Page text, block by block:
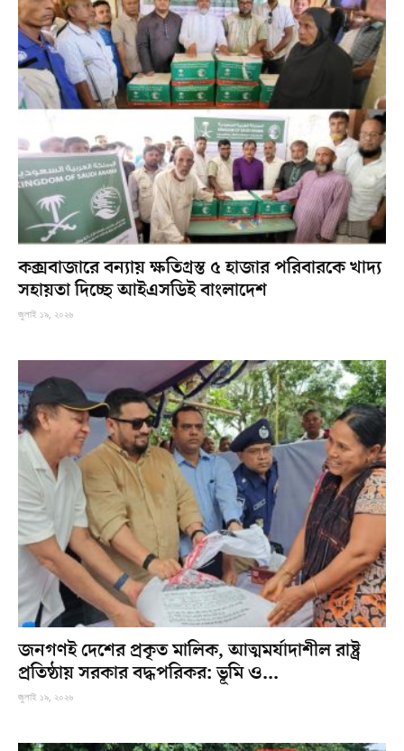
কক্সবাজারে বন্যায় ক্ষতিগ্রস্ত ৫ হাজার পরিবারকে খাদ্য
সহায়তা দিচ্ছে আইএসডিই বাংলাদেশ
জুলাই ১৯, ২০২৬
জনগণই দেশের প্রকৃত মালিক, আত্মমর্যাদাশীল রাষ্ট্র
প্রতিষ্ঠায় সরকার বদ্ধপরিকর: ভূমি ও...
জুলাই ১৯, ২০২৬